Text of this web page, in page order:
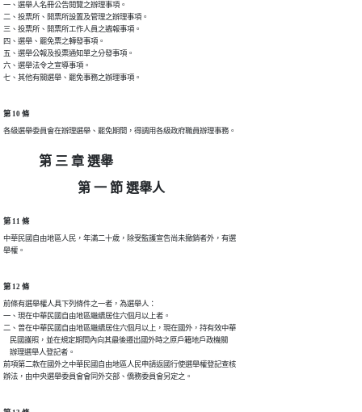
一、選舉人名冊公告閱覽之辦理事項。
二、投票所、開票所設置及管理之辦理事項。
三、投票所、開票所工作人員之遴報事項。
四、選舉、罷免票之轉發事項。
五、選舉公報及投票通知單之分發事項。
六、選舉法令之宣導事項。
七、其他有關選舉、罷免事務之辦理事項。
第 10 條
各級選舉委員會在辦理選舉、罷免期間，得調用各級政府職員辦理事務。
第 三 章 選舉
第 一 節 選舉人
第 11 條
中華民國自由地區人民，年滿二十歲，除受監護宣告尚未撤銷者外，有選
舉權。
第 12 條
前條有選舉權人具下列條件之一者，為選舉人：
一、現在中華民國自由地區繼續居住六個月以上者。
二、曾在中華民國自由地區繼續居住六個月以上，現在國外，持有效中華
    民國護照，並在規定期間內向其最後遷出國外時之原戶籍地戶政機關
    辦理選舉人登記者。
前項第二款在國外之中華民國自由地區人民申請返國行使選舉權登記查核
辦法，由中央選舉委員會會同外交部、僑務委員會另定之。